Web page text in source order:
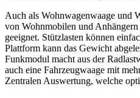
Auch als Wohnwagenwaage und
von Wohnmobilen und Anhängern
geeignet. Stützlasten können
Plattform kann das Gewicht
Funkmodul macht aus der
auch eine Fahrzeugwaage mit
Zentralen Auswertung, welche